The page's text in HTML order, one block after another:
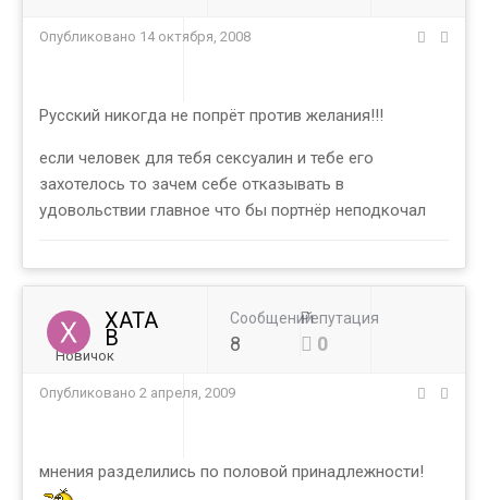
Опубликовано 14 октября, 2008
Русский никогда не попрёт против желания!!!
если человек для тебя сексуалин и тебе его
захотелось то зачем себе отказывать в
удовольствии главное что бы портнёр неподкочал
XATA
B
Новичок
Сообщений
8
Репутация
0
Опубликовано 2 апреля, 2009
мнения разделились по половой принадлежности!